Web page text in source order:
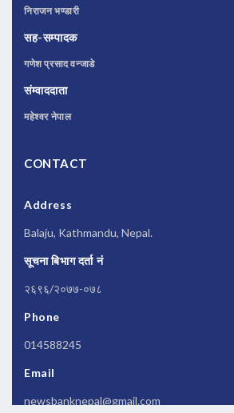
निराजन भण्डारी
सह-सम्पादक
गणेश प्रसाद वन्जाडे
संम्वाददाता
महेश्वर नेपाल
CONTACT
Address
Balaju, Kathmandu, Nepal.
सूचना बिभाग दर्ता नं
२६९६/२०७७-०७८
Phone
014588245
Email
newsbanknepal@gmail.com